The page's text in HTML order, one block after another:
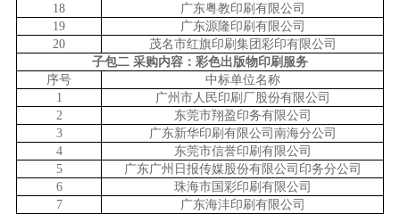
18
广东粤教印刷有限公司
19
广东源隆印刷有限公司
20
茂名市红旗印刷集团彩印有限公司
子包二 采购内容：彩色出版物印刷服务
序号
中标单位名称
1
广州市人民印刷厂股份有限公司
2
东莞市翔盈印务有限公司
3
广东新华印刷有限公司南海分公司
4
东莞市信誉印刷有限公司
5
广东广州日报传媒股份有限公司印务分公司
6
珠海市国彩印刷有限公司
7
广东海沣印刷有限公司